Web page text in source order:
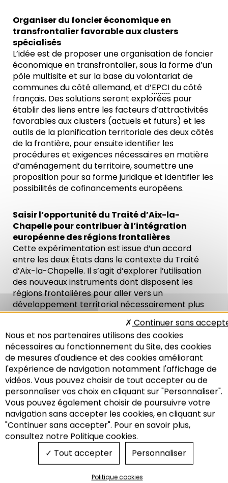
Recherche
Organiser du foncier économique en
transfrontalier favorable aux clusters
spécialisés
L’idée est de proposer une organisation de foncier
économique en transfrontalier, sous la forme d’un
pôle multisite et sur la base du volontariat de
communes du côté allemand, et d’EPCIdu côté
français. Des solutions seront explorées pour
établir des liens entre les facteurs d’attractivités
favorables aux clusters (actuels et futurs) et les
outils de la planification territoriale des deux côtés
de la frontière, pour ensuite identifier les
procédures et exigences nécessaires en matière
d’aménagement du territoire, soumettre une
proposition pour sa forme juridique et identifier les
possibilités de cofinancements européens.
Saisir l’opportunité du Traité d’Aix-la-
Chapelle pour contribuer à l’intégration
européenne des régions frontalières
Cette expérimentation est issue d’un accord
entre les deux États dans le contexte du Traité
d’Aix-la-Chapelle. Il s’agit d’explorer l’utilisation
des nouveaux instruments dont disposent les
régions frontalières pour aller vers un
développement territorial nécessairement plus
intégré – par exemple le comité de coopération
transfrontalière du Traité d’Aix-la-Chapelle, les
projets financés par l’Union européenne (Interreg
notamment) et l’outil ECBM proposé par la
Commission européenne.
L’expérimentation est basée sur la simulation
d’un processus politico-technique …
Pour faire face aux asymétries culturelles,
réglementaires et autres … l’expérimentation
s’appuie sur une thérapie de choc : la méthode du
Planspiel1. Elle consiste à faire un prototype en
préalable à toute décision de réalisation. Pour cela
un processus politico-technique va être simulé en
deux fois deux jours. Il sera articulé autour de
Nous et nos partenaires utilisons des cookies
nécessaires au fonctionnement du Site, des cookies
de mesures d'audience et des cookies améliorant
l'expérience de navigation notamment l'affichage de
vidéos. Vous pouvez choisir de tout accepter ou de
personnaliser vos choix en cliquant sur "Personnaliser".
Vous pouvez également choisir de poursuivre votre
navigation sans accepter les cookies, en cliquant sur
"Continuer sans accepter". Pour en savoir plus,
consultez notre Politique cookies.
Tout accepter
Continuer sans
Personnaliser
Politique cookies